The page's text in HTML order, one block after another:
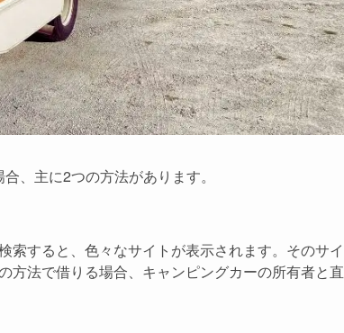
、主に2つの方法があります。
索すると、色々なサイトが表示されます。そのサイ
方法で借りる場合、キャンピングカーの所有者と直